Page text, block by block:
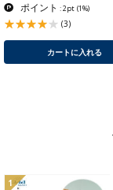
ポイント : 2pt (1%)
(3)
カートに入れる
1